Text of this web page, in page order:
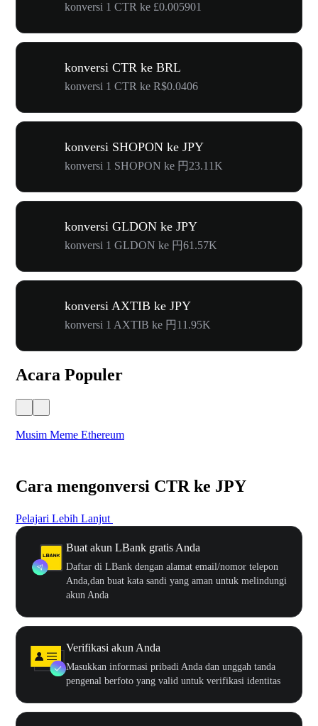
konversi 1 CTR ke £0.005901
konversi CTR ke BRL
konversi 1 CTR ke R$0.0406
konversi SHOPON ke JPY
konversi 1 SHOPON ke 円23.11K
konversi GLDON ke JPY
konversi 1 GLDON ke 円61.57K
konversi AXTIB ke JPY
konversi 1 AXTIB ke 円11.95K
Acara Populer
Musim Meme Ethereum
Cara mengonversi CTR ke JPY
Pelajari Lebih Lanjut
Buat akun LBank gratis Anda
Daftar di LBank dengan alamat email/nomor telepon
Anda,dan buat kata sandi yang aman untuk melindungi
akun Anda
Verifikasi akun Anda
Masukkan informasi pribadi Anda dan unggah tanda
pengenal berfoto yang valid untuk verifikasi identitas